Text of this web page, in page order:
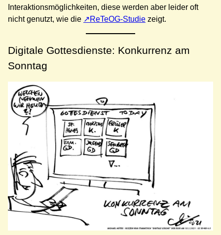
Interaktionsmöglichkeiten, diese werden aber leider oft
nicht genutzt, wie die
ReTeOG-Studie zeigt.
Digitale Gottesdienste: Konkurrenz am
Sonntag